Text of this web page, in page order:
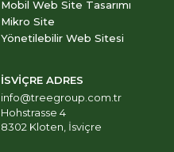
Mobil Web Site Tasarımı
Mikro Site
Yönetilebilir Web Sitesi
İSVİÇRE ADRES
info@treegroup.com.tr
Hohstrasse 4
8302 Kloten, İsviçre